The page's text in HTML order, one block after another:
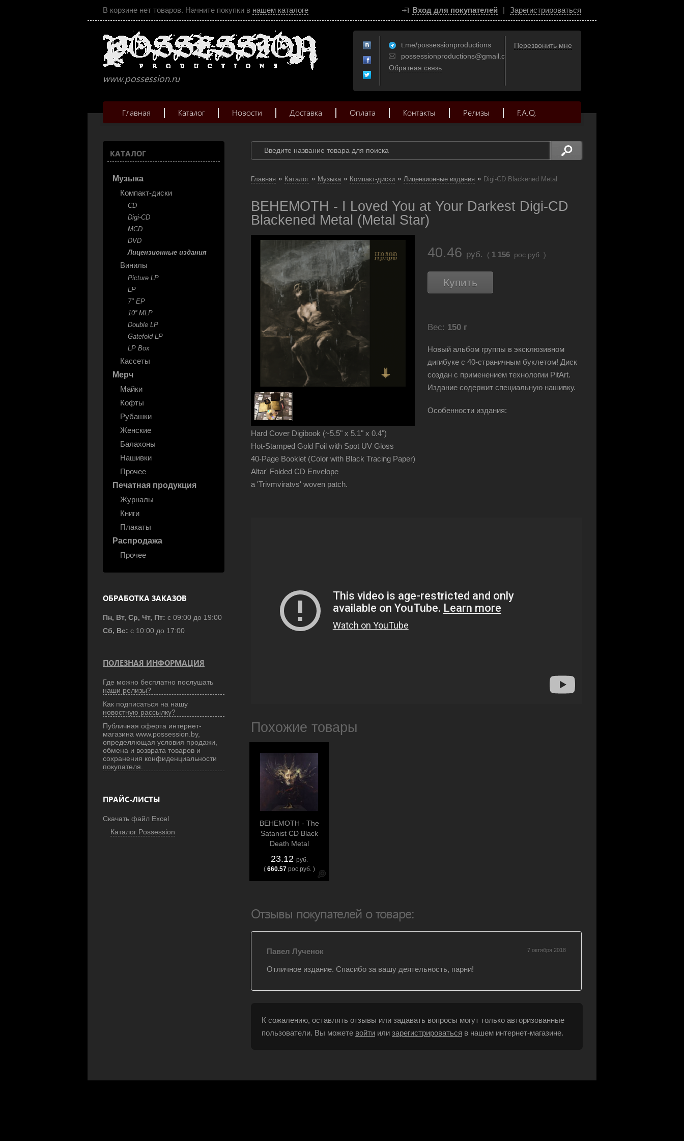
В корзине нет товаров. Начните покупки в нашем каталоге Вход для покупателей | Зарегистрироваться
www.possession.ru
t.me/possessionproductions
possessionproductions@gmail.com
Обратная связь
Перезвонить мне
Главная Каталог Новости Доставка Оплата Контакты Релизы F.A.Q.
КАТАЛОГ
Музыка
Компакт-диски
CD
Digi-CD
MCD
DVD
Лицензионные издания
Винилы
Picture LP
LP
7" EP
10'' MLP
Double LP
Gatefold LP
LP Box
Кассеты
Мерч
Майки
Кофты
Рубашки
Женские
Балахоны
Нашивки
Прочее
Печатная продукция
Журналы
Книги
Плакаты
Распродажа
Прочее
ОБРАБОТКА ЗАКАЗОВ
Пн, Вт, Ср, Чт, Пт: с 09:00 до 19:00
Сб, Вс: с 10:00 до 17:00
ПОЛЕЗНАЯ ИНФОРМАЦИЯ
Где можно бесплатно послушать
наши релизы?
Как подписаться на нашу
новостную рассылку?
Публичная оферта интернет-
магазина www.possession.by,
определяющая условия продажи,
обмена и возврата товаров и
сохранения конфиденциальности
покупателя.
ПРАЙС-ЛИСТЫ
Скачать файл Excel
Каталог Possession
Главная » Каталог » Музыка » Компакт-диски » Лицензионные издания » Digi-CD Blackened Metal
BEHEMOTH - I Loved You at Your Darkest Digi-CD
Blackened Metal (Metal Star)
40.46 руб. ( 1 156 рос.руб. )
Купить
Вес: 150 г
Новый альбом группы в эксклюзивном
дигибуке с 40-страничным буклетом! Диск
создан с применением технологии PitArt.
Издание содержит специальную нашивку.
Особенности издания:
Hard Cover Digibook (~5.5" x 5.1" x 0.4")
Hot-Stamped Gold Foil with Spot UV Gloss
40-Page Booklet (Color with Black Tracing Paper)
Altar' Folded CD Envelope
a 'Trivmviratvs' woven patch.
Похожие товары
BEHEMOTH - The
Satanist CD Black
Death Metal
23.12 руб.
( 660.57 рос.руб. )
Отзывы покупателей о товаре:
Павел Лученок 7 октября 2018
Отличное издание. Спасибо за вашу деятельность, парни!
К сожалению, оставлять отзывы или задавать вопросы могут только авторизованные
пользователи. Вы можете войти или зарегистрироваться в нашем интернет-магазине.